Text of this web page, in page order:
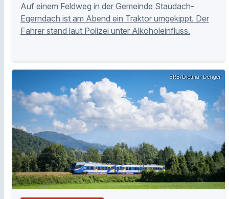
Auf einem Feldweg in der Gemeinde Staudach-
Egerndach ist am Abend ein Traktor umgekippt. Der
Fahrer stand laut Polizei unter Alkoholeinfluss.
BRB/Dietmar Denger